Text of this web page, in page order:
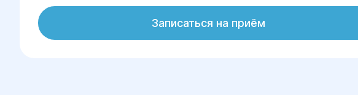
и малотравматичным методом, который позволяет решить
проблему бесплодия.
Записаться на приём